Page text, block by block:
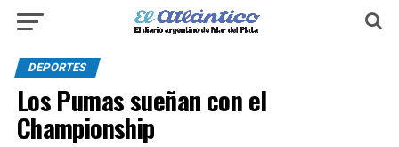
DEPORTES
Los Pumas sueñan con el
Championship